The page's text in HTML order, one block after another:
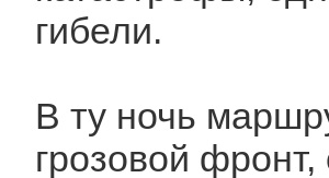
гибели.
В ту ночь
грозовой